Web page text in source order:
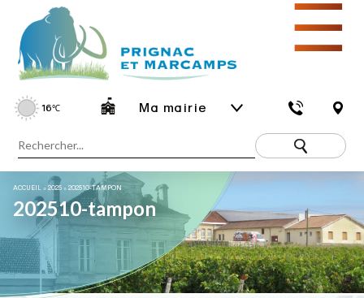
16℃ Ma mairie
☰
ACCUEIL »2025 »202510-TAMPON
202510-tampon